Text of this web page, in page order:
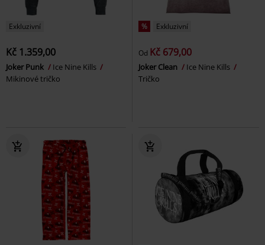
Exkluzivní
Kč 1.359,00
Joker Punk
Ice Nine Kills
Mikinové tričko
% Exkluzivní
Od Kč 679,00
Joker Clean
Ice Nine Kills
Tričko